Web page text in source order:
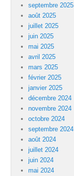
septembre 2025
août 2025
juillet 2025
juin 2025
mai 2025
avril 2025
mars 2025
février 2025
janvier 2025
décembre 2024
novembre 2024
octobre 2024
septembre 2024
août 2024
juillet 2024
juin 2024
mai 2024